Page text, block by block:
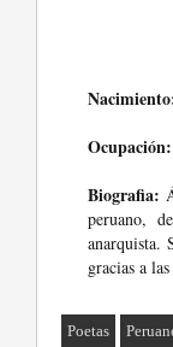
Ocupación:
Biografia:
peruano,
anarquista.
gracias a
Poetas